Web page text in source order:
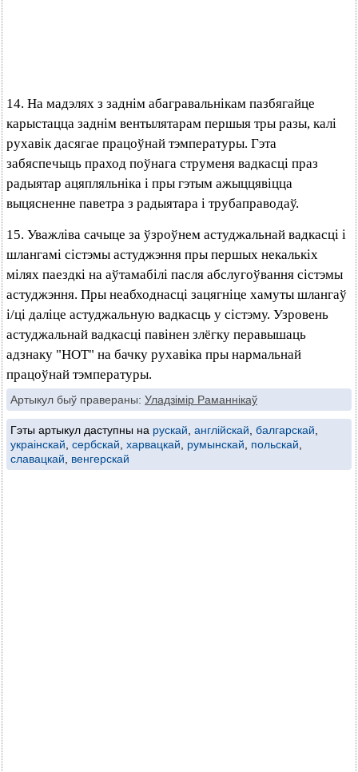
14. На мадэлях з заднім абагравальнікам пазбягайце
карыстацца заднім вентылятарам першыя тры разы, калі
рухавік дасягае працоўнай тэмпературы. Гэта
забяспечыць праход поўнага струменя вадкасці праз
радыятар ацяпляльніка і пры гэтым ажыццявіцца
выцясненне паветра з радыятара і трубаправодаў.
15. Уважліва сачыце за ўзроўнем астуджальнай вадкасці і
шлангамі сістэмы астуджэння пры першых некалькіх
мілях паездкі на аўтамабілі пасля абслугоўвання сістэмы
астуджэння. Пры неабходнасці зацягніце хамуты шлангаў
і/ці даліце астуджальную вадкасць у сістэму. Узровень
астуджальнай вадкасці павінен злёгку перавышаць
адзнаку "НОТ" на бачку рухавіка пры нармальнай
працоўнай тэмпературы.
Артыкул быў правераны: Уладзімір Раманнікаў
Гэты артыкул даступны на рускай англійскай балгарскай
украінскай сербскай харвацкай румынскай польскай
славацкай
венгерскай